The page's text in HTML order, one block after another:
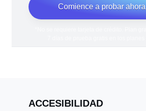
Comience a probar ahora
ACCESIBILIDAD